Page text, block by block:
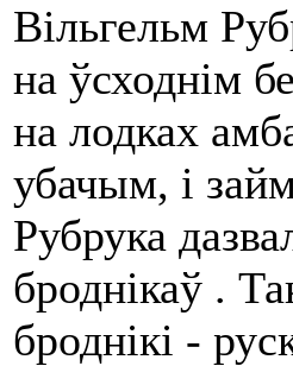
Вільгельм
на ўсходнім
на лодках
убачым, і
Рубрука
броднікаў .
броднікі -